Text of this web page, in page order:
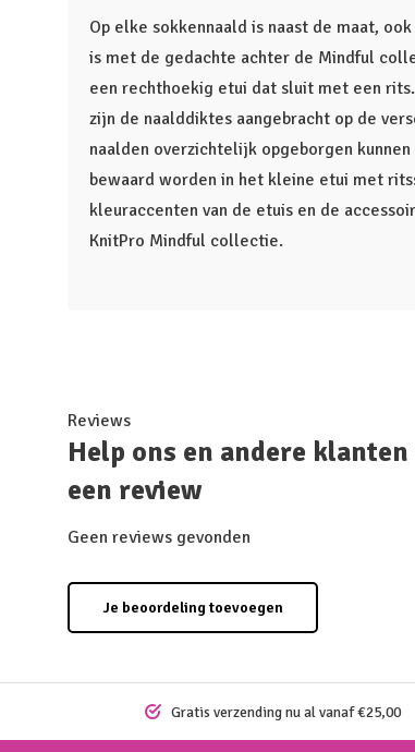
Op elke sokkennaald is naast de maat,
is met de gedachte achter de Mindful
een rechthoekig etui dat sluit met een
zijn de naalddiktes aangebracht op de
naalden overzichtelijk opgeborgen
bewaard worden in het kleine etui met
kleuraccenten van de etuis en de
KnitPro Mindful collectie.
Reviews
Help ons en andere
een review
Geen reviews gevonden
Je beoordeling toevoegen
Gratis verzending nu al vanaf €25,00